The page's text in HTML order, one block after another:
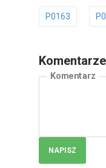
P0163
Komentarz
NAPISZ